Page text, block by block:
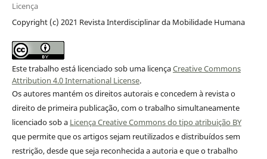
Licença
Copyright (c) 2021 Revista Interdisciplinar da Mobilidade Humana
Este trabalho está licenciado sob uma licençaCreative Commons
Attribution 4.0 International License.
Os autores mantém os direitos autorais e concedem à revista o
direito de primeira publicação, com o trabalho simultaneamente
licenciado sob a Licença Creative Commons do tipo atribuição BY
que permite que os artigos sejam reutilizados e distribuídos sem
restrição, desde que seja reconhecida a autoria e que o trabalho